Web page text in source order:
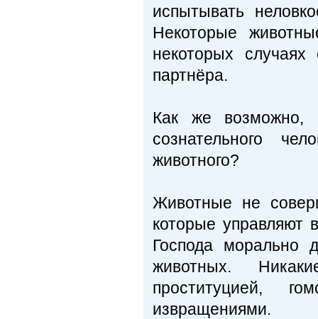
испытывать
Некоторые
некоторых
партнёра.
Как же возможно,
сознательного
животного?
Животные не
которые управляют
Господа морально
животных.
проституцией,
извращениями.